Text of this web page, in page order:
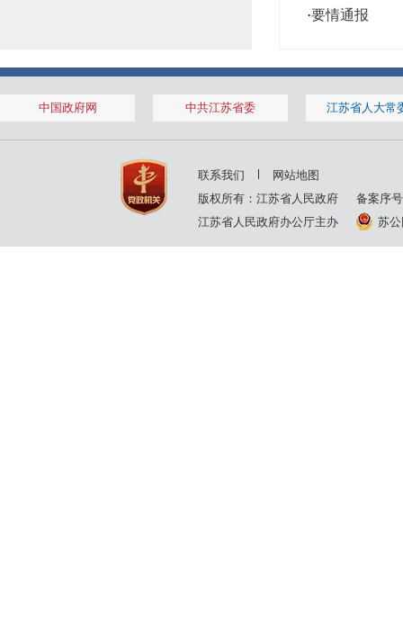
·要情通报
中国政府网 中共江苏省委 江苏省人大常
联系我们
网站地图
版权所有：江苏省人民政府
备案序
江苏省人民政府办公厅主办
苏